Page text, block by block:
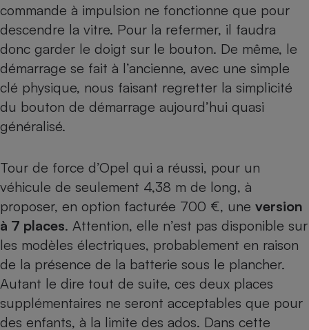
commande à impulsion ne fonctionne que pour
descendre la vitre. Pour la refermer, il faudra
donc garder le doigt sur le bouton. De même, le
démarrage se fait à l’ancienne, avec une simple
clé physique, nous faisant regretter la simplicité
du bouton de démarrage aujourd’hui quasi
généralisé.
Tour de force d’Opel qui a réussi, pour un
véhicule de seulement 4,38 m de long, à
proposer, en option facturée 700 €, une version
à 7 places. Attention, elle n’est pas disponible sur
les modèles électriques, probablement en raison
de la présence de la batterie sous le plancher.
Autant le dire tout de suite, ces deux places
supplémentaires ne seront acceptables que pour
des enfants, à la limite des ados. Dans cette